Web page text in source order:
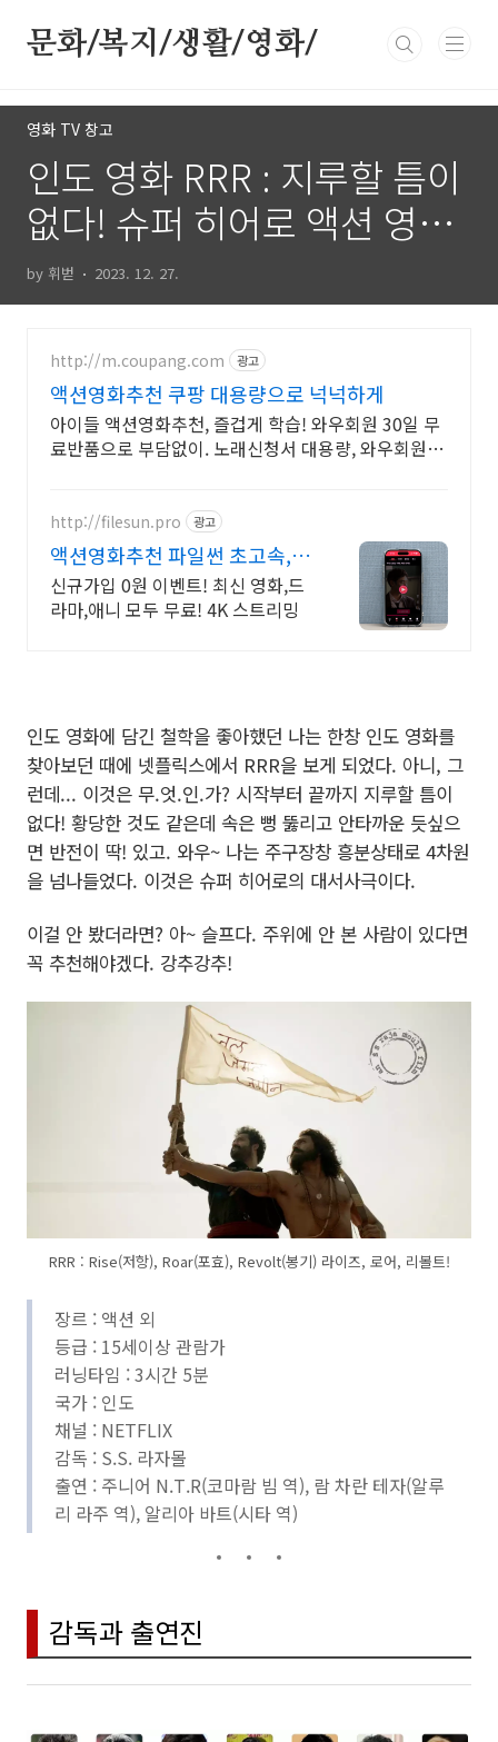
문화/복지/생활/영화/
영화 TV 창고
인도 영화 RRR : 지루할 틈이
없다! 슈퍼 히어로 액션 영화
추천!
by 휘벋 2023. 12. 27.
http://m.coupang.com 광고
액션영화추천 쿠팡 대용량으로 넉넉하게
아이들 액션영화추천, 즐겁게 학습! 와우회원 30일 무
료반품으로 부담없이. 노래신청서 대용량, 와우회원 무
http://filesun.pro 광고
액션영화추천 파일썬 초고속,
4K 실시간 보기!
신규가입 0원 이벤트! 최신 영화,드
라마,애니 모두 무료! 4K 스트리밍
인도 영화에 담긴 철학을 좋아했던 나는 한창 인도 영화를
찾아보던 때에 넷플릭스에서 RRR을 보게 되었다. 아니, 그
런데... 이것은 무.엇.인.가? 시작부터 끝까지 지루할 틈이
없다! 황당한 것도 같은데 속은 뻥 뚫리고 안타까운 듯싶으
면 반전이 딱! 있고. 와우~ 나는 주구장창 흥분상태로 4차원
을 넘나들었다. 이것은 슈퍼 히어로의 대서사극이다.
이걸 안 봤더라면? 아~ 슬프다. 주위에 안 본 사람이 있다면
꼭 추천해야겠다. 강추강추!
RRR : Rise(저항), Roar(포효), Revolt(봉기) 라이즈, 로어, 리볼트!
장르 : 액션 외
등급 : 15세이상 관람가
러닝타임 : 3시간 5분
국가 : 인도
채널 : NETFLIX
감독 : S.S. 라자몰
출연 : 주니어 N.T.R(코마람 빔 역), 람 차란 테자(알루
리 라주 역), 알리아 바트(시타 역)
감독과 출연진